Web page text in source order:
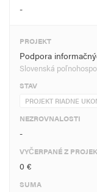
-
PROJEKT
Podpora
Slovenská
STAV
PROJEKT RIADNE
NEZROVNALOSTI
-
VYČERPANÉ Z
0 €
SUMA